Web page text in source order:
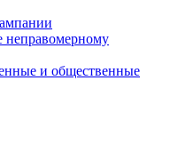
неправомерному
и общественные